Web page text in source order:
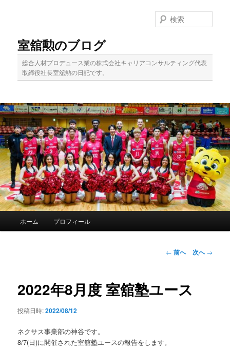
移
動
室舘勲のブログ
総合人材プロデュース業の株式会社キャリアコンサルティング代表
取締役社長室舘勲の日記です。
索
ホーム プロフィール
投
ゲ
← 前へ 次へ→
2022年8月度 室舘塾ユース
投稿日時:2022/08/12
ネクサス事業部の神谷です。
8/7(日)に開催された室舘塾ユースの報告をします。